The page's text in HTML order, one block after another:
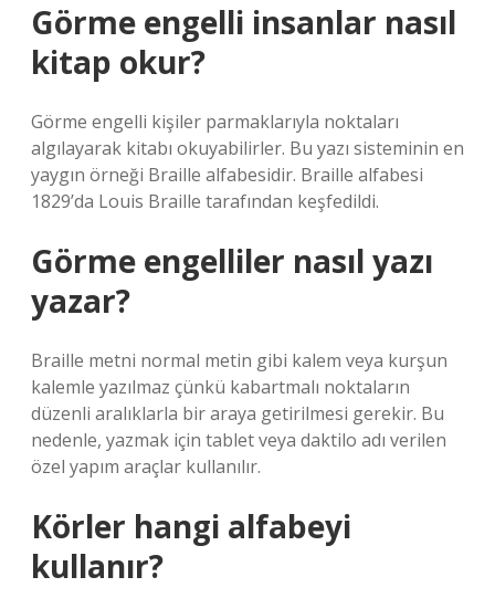
Görme engelli insanlar nasıl
kitap okur?
Görme engelli kişiler parmaklarıyla noktaları
algılayarak kitabı okuyabilirler. Bu yazı sisteminin en
yaygın örneği Braille alfabesidir. Braille alfabesi
1829’da Louis Braille tarafından keşfedildi.
Görme engelliler nasıl yazı
yazar?
Braille metni normal metin gibi kalem veya kurşun
kalemle yazılmaz çünkü kabartmalı noktaların
düzenli aralıklarla bir araya getirilmesi gerekir. Bu
nedenle, yazmak için tablet veya daktilo adı verilen
özel yapım araçlar kullanılır.
Körler hangi alfabeyi
kullanır?